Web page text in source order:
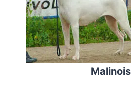
Malinois